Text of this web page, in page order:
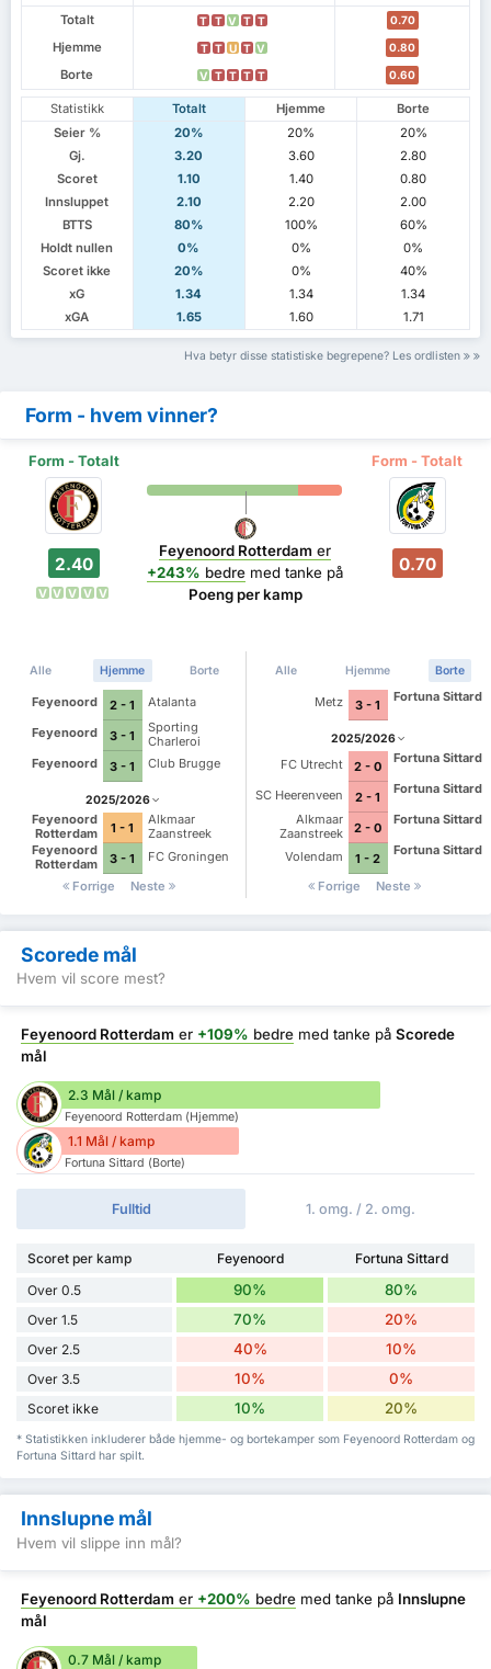
Totalt
T T V T T 0.70
Hjemme T T U T V 0.80
Borte V T T T T 0.60
Statistikk Totalt Hjemme
Borte
Seier %
20% 20%
20%
Gj.
3.20 3.60
2.80
Scoret
1.10 1.40
0.80
Innsluppet
2.10 2.20
2.00
BTTS
80% 100%
60%
Holdt nullen
0% 0%
0%
Scoret ikke
20% 0%
40%
xG
1.34 1.34
1.34
xGA
1.65 1.60 1.71
Hva betyr disse statistiske begrepene? Les ordlisten
Form - hvem vinner?
Form - Totalt Form - Totalt
2.40
V V V V V
Feyenoord Rotterdam er
+243% bedre med tanke på
Poeng per kamp
0.70
Alle Hjemme Borte
Feyenoord 2 - 1
Atalanta
Feyenoord
3 - 1
Sporting
Charleroi
Feyenoord
3 - 1 Club Brugge
2025/2026
Feyenoord
Rotterdam
1 - 1
Alkmaar
Zaanstreek
Feyenoord
Rotterdam
3 - 1
FC Groningen
Forrige
Neste
Alle Hjemme Borte
Metz 3 - 1
Fortuna Sittard
2025/2026
FC Utrecht 2 - 0
Fortuna Sittard
SC Heerenveen 2 - 1
Fortuna Sittard
Alkmaar
Zaanstreek
2 - 0
Fortuna Sittard
Volendam 1 - 2
Fortuna Sittard
Forrige Neste
Scorede mål
Hvem vil score mest?
Feyenoord Rotterdam er +109% bedre med tanke på Scorede
mål
2.3 Mål / kamp
Feyenoord Rotterdam (Hjemme)
1.1 Mål / kamp
Fortuna Sittard (Borte)
Fulltid 1. omg. / 2. omg.
Scoret per kamp Feyenoord
Fortuna Sittard
Over 0.5
90% 80%
Over 1.5 70% 20%
Over 2.5 40% 10%
Over 3.5 10% 0%
Scoret ikke 10% 20%
* Statistikken inkluderer både hjemme- og bortekamper som Feyenoord Rotterdam og
Fortuna Sittard har spilt.
Innslupne mål
Hvem vil slippe inn mål?
Feyenoord Rotterdam er +200% bedre med tanke på Innslupne
mål
0.7 Mål / kamp